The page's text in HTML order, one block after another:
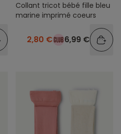
Collant tricot bébé fille bleu
marine imprimé coeurs
2,80 € 6,99 €